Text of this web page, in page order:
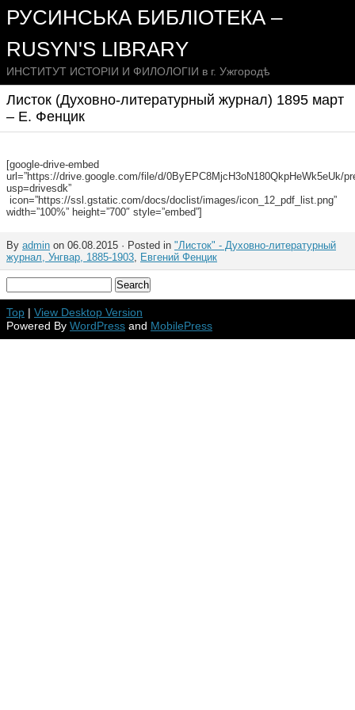
РУСИНСЬКА БИБЛІОТЕКА –
RUSYN'S LIBRARY
ИНСТИТУТ ИСТОРІИ И ФИЛОЛОГІИ в г. Ужгородѣ
Листок (Духовно-литературный журнал) 1895 март
– Е. Фенцик
[google-drive-embed
url=”https://drive.google.com/file/d/0ByEPC8MjcH3oN180QkpHeWk5eUk/
usp=drivesdk”
icon=”https://ssl.gstatic.com/docs/doclist/images/icon_12_pdf_list.png”
width=”100%” height=”700″ style=”embed”]
By admin on 06.08.2015 · Posted in "Листок" - Духовно-литературный
журнал, Унгвар, 1885-1903, Евгений Фенцик
Top | View Desktop Version
Powered By WordPress and MobilePress